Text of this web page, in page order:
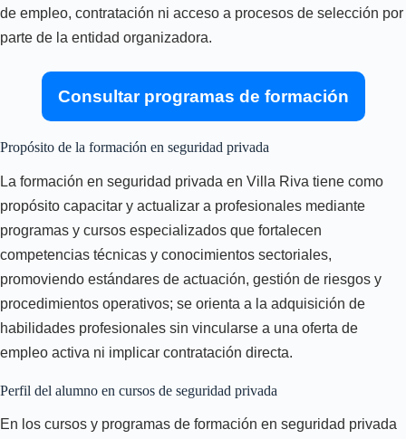
de empleo, contratación ni acceso a procesos de selección por
parte de la entidad organizadora.
Consultar programas de formación
Propósito de la formación en seguridad privada
La formación en seguridad privada en Villa Riva tiene como
propósito capacitar y actualizar a profesionales mediante
programas y cursos especializados que fortalecen
competencias técnicas y conocimientos sectoriales,
promoviendo estándares de actuación, gestión de riesgos y
procedimientos operativos; se orienta a la adquisición de
habilidades profesionales sin vincularse a una oferta de
empleo activa ni implicar contratación directa.
Perfil del alumno en cursos de seguridad privada
En los cursos y programas de formación en seguridad privada